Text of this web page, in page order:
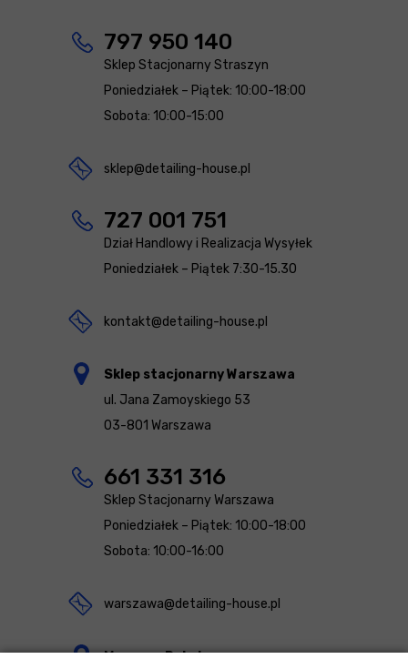
797 950 140
Sklep Stacjonarny Straszyn
Poniedziałek – Piątek: 10:00-18:00
Sobota: 10:00-15:00
sklep@detailing-house.pl
727 001 751
Dział Handlowy i Realizacja Wysyłek
Poniedziałek – Piątek 7:30-15.30
kontakt@detailing-house.pl
Sklep stacjonarny Warszawa
ul. Jana Zamoyskiego 53
03-801 Warszawa
661 331 316
Sklep Stacjonarny Warszawa
Poniedziałek – Piątek: 10:00-18:00
Sobota: 10:00-16:00
warszawa@detailing-house.pl